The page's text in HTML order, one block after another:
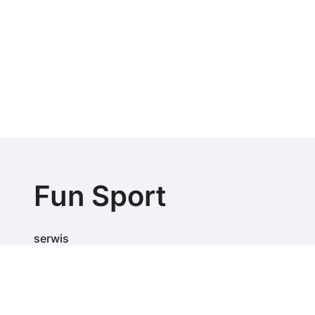
Fun Sport
serwis